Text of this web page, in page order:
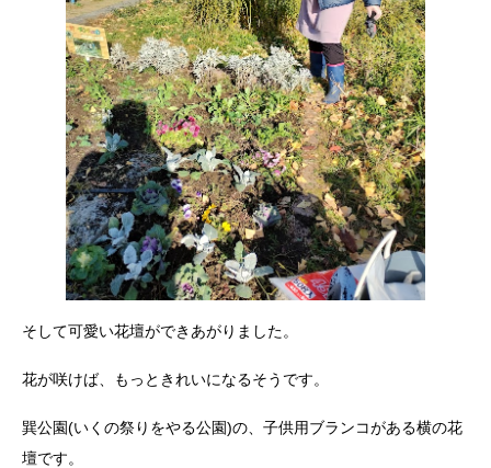
そして可愛い花壇ができあがりました。
花が咲けば、もっときれいになるそうです。
巽公園(いくの祭りをやる公園)の、子供用ブランコがある横の花
壇です。